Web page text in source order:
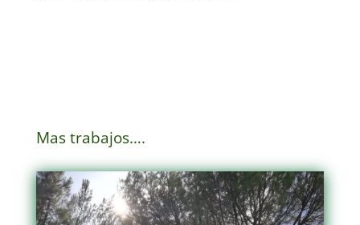
Mas trabajos….